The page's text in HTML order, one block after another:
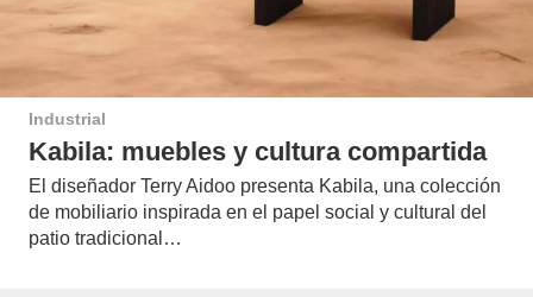
Industrial
Kabila: muebles y cultura compartida
El diseñador Terry Aidoo presenta Kabila, una colección
de mobiliario inspirada en el papel social y cultural del
patio tradicional…